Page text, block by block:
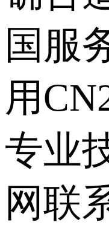
国服
用
专业
网联